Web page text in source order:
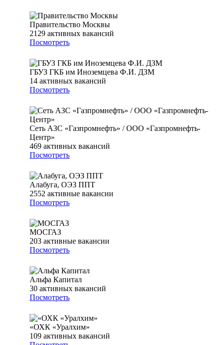
Правительство Москвы
2129 активных вакансий
Посмотреть
ГБУЗ ГКБ им Иноземцева Ф.И. ДЗМ
14 активных вакансий
Посмотреть
Сеть АЗС «Газпромнефть» / ООО «Газпромнефть-
Центр»
469 активных вакансий
Посмотреть
Алабуга, ОЭЗ ППТ
2552 активные вакансии
Посмотреть
МОСГАЗ
203 активные вакансии
Посмотреть
Альфа Капитал
30 активных вакансий
Посмотреть
«ОХК «Уралхим»
109 активных вакансий